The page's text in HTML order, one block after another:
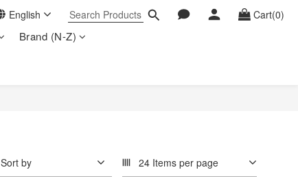
English Cart(0)
Brand (N-Z)
Sort by 24 Items per page